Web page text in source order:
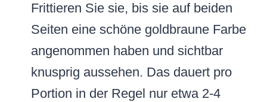
Frittieren Sie sie, bis sie auf beiden
Seiten eine schöne goldbraune Farbe
angenommen haben und sichtbar
knusprig aussehen. Das dauert pro
Portion in der Regel nur etwa 2-4